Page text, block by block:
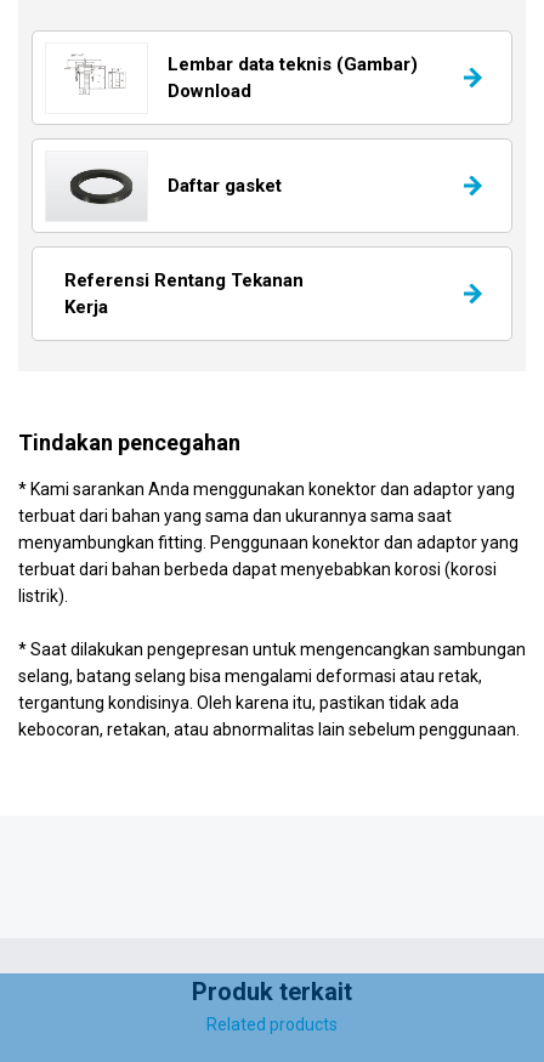
Lembar data teknis (Gambar)
Download
Daftar gasket
Referensi Rentang Tekanan
Kerja
Tindakan pencegahan
* Kami sarankan Anda menggunakan konektor dan adaptor yang
terbuat dari bahan yang sama dan ukurannya sama saat
menyambungkan fitting. Penggunaan konektor dan adaptor yang
terbuat dari bahan berbeda dapat menyebabkan korosi (korosi
listrik).
* Saat dilakukan pengepresan untuk mengencangkan sambungan
selang, batang selang bisa mengalami deformasi atau retak,
tergantung kondisinya. Oleh karena itu, pastikan tidak ada
kebocoran, retakan, atau abnormalitas lain sebelum penggunaan.
Produk terkait
Related products